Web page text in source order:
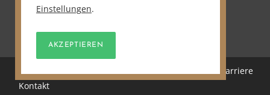
Karriere
Kontakt
Einstellungen.
AKZEPTIEREN